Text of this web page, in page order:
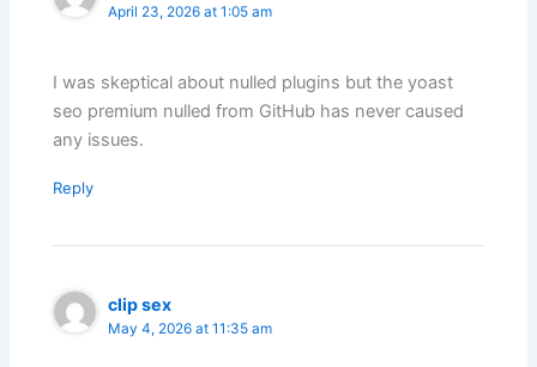
April 23, 2026 at 1:05 am
I was skeptical about nulled plugins but the yoast
seo premium nulled from GitHub has never caused
any issues.
Reply
clip sex
May 4, 2026 at 11:35 am